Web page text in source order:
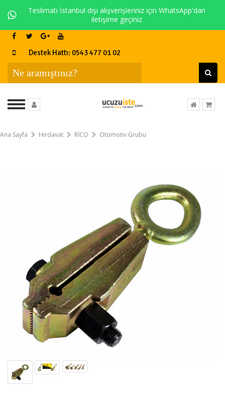
Teslimatı İstanbul dışı alışverişleriniz için WhatsApp'dan
iletişime geçiniz
Destek Hattı: 0543 477 01 02
Ana Sayfa Hirdavat RİCO Otomotiv Grubu